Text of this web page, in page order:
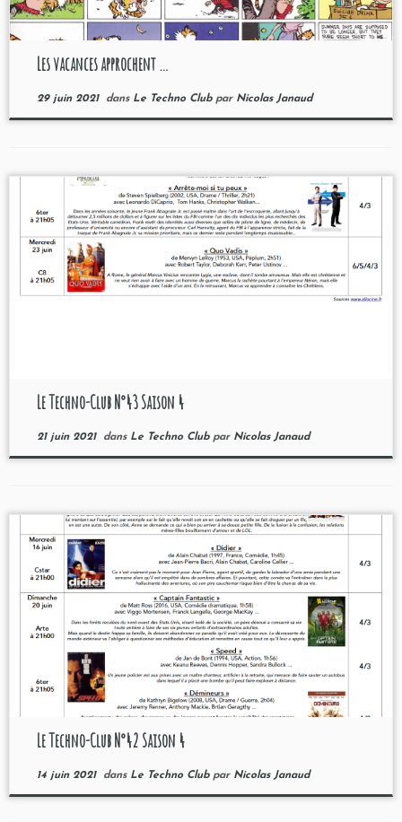
Les vacances approchent …
29 juin 2021dans Le Techno Club par Nicolas Janaud
Le Techno-Club N°43 Saison 4
21 juin 2021dans Le Techno Club par Nicolas Janaud
Le Techno-Club N°42 Saison 4
14 juin 2021dans Le Techno Club par Nicolas Janaud